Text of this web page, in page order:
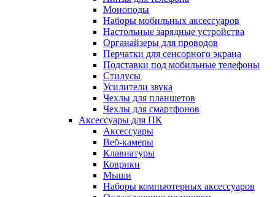
Моноподы
Наборы мобильных аксессуаров
Настольные зарядные устройства
Органайзеры для проводов
Перчатки для сенсорного экрана
Подставки под мобильные телефоны
Стилусы
Усилители звука
Чехлы для планшетов
Чехлы для смартфонов
Аксессуары для ПК
Аксессуары
Веб-камеры
Клавиатуры
Коврики
Мыши
Наборы компьютерных аксессуаров